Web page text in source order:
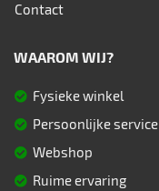
Contact
WAAROM WIJ?
Fysieke winkel
Persoonlijke service
Webshop
Ruime ervaring